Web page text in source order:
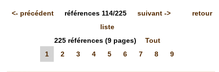
<- précédent références 114/225 suivant ->
retour
liste
225 références(9 pages)
Tout
1
2 3 4 5 6 7 8 9